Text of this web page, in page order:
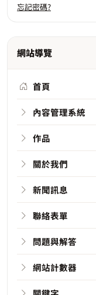
忘記密碼?
網站導覽
首頁
內容管理系統
作品
關於我們
新聞訊息
聯絡表單
問題與解答
網站計數器